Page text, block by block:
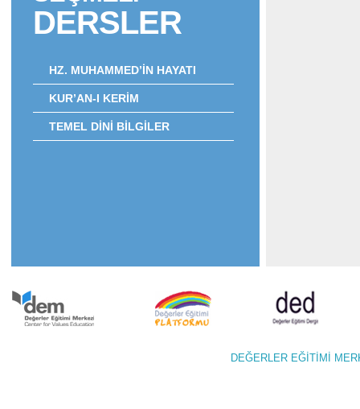
DERSLER
HZ. MUHAMMED’İN HAYATI
KUR’AN-I KERİM
TEMEL DİNİ BİLGİLER
DEĞERLER EĞİTİMİ